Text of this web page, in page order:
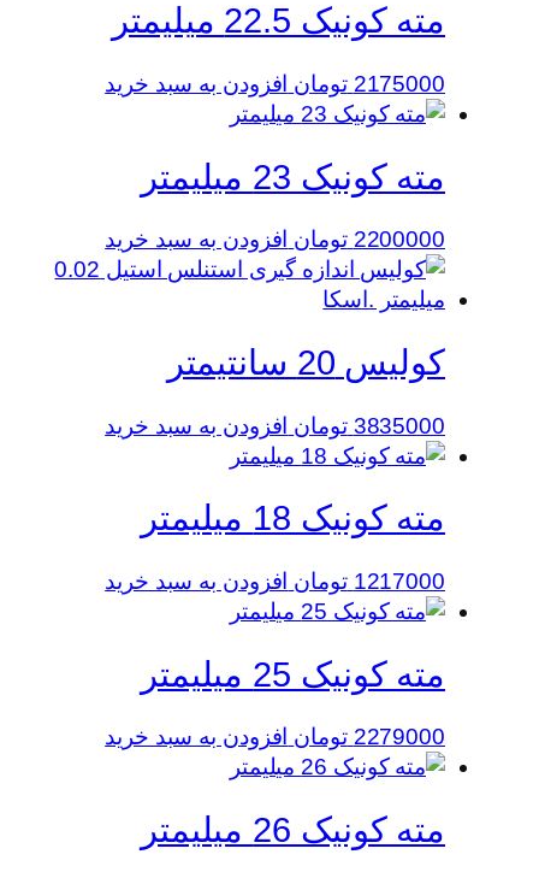
مته کونیک 22.5 میلیمتر
2175000 تومان افزودن به سبد خرید
مته کونیک 23 میلیمتر
2200000 تومان افزودن به سبد خرید
کولیس 20 سانتیمتر
3835000 تومان افزودن به سبد خرید
مته کونیک 18 میلیمتر
1217000 تومان افزودن به سبد خرید
مته کونیک 25 میلیمتر
2279000 تومان افزودن به سبد خرید
مته کونیک 26 میلیمتر